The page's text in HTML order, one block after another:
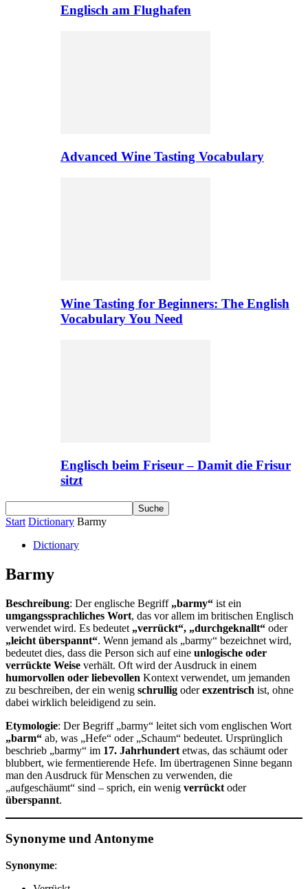
Englisch am Flughafen
Advanced Wine Tasting Vocabulary
Wine Tasting for Beginners: The English
Vocabulary You Need
Englisch beim Friseur – Damit die Frisur
sitzt
Start Dictionary Barmy
Dictionary
Barmy
Beschreibung: Der englische Begriff „barmy“ ist ein
umgangssprachliches Wort, das vor allem im britischen Englisch
verwendet wird. Es bedeutet „verrückt“, „durchgeknallt“ oder
„leicht überspannt“. Wenn jemand als „barmy“ bezeichnet wird,
bedeutet dies, dass die Person sich auf eine unlogische oder
verrückte Weise verhält. Oft wird der Ausdruck in einem
humorvollen oder liebevollen Kontext verwendet, um jemanden
zu beschreiben, der ein wenig schrullig oderexzentrisch ist, ohne
dabei wirklich beleidigend zu sein.
Etymologie: Der Begriff „barmy“ leitet sich vom englischen Wort
„barm“ ab, was „Hefe“ oder „Schaum“ bedeutet. Ursprünglich
beschrieb „barmy“ im 17. Jahrhundert etwas, das schäumt oder
blubbert, wie fermentierende Hefe. Im übertragenen Sinne begann
man den Ausdruck für Menschen zu verwenden, die
„aufgeschäumt“ sind – sprich, ein wenig verrückt oder
überspannt.
Synonyme und Antonyme
Synonyme: